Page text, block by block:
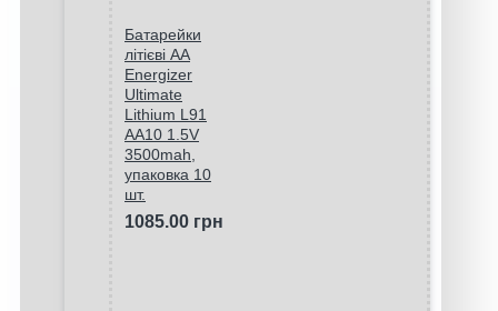
Батарейки
літієві AA
Energizer
Ultimate
Lithium L91
AA10 1.5V
3500mah,
упаковка 10
шт.
1085.00 грн